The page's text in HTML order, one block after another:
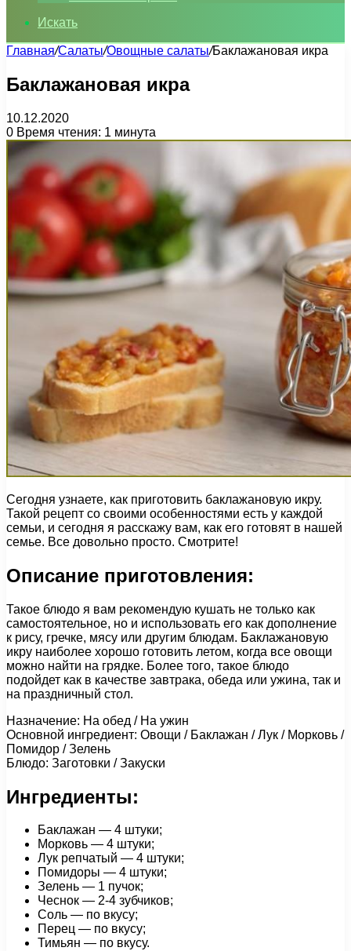
Искать
Главная/Салаты/Овощные салаты/Баклажановая икра
Баклажановая икра
10.12.2020
0 Время чтения: 1 минута
Сегодня узнаете, как приготовить баклажановую икру.
Такой рецепт со своими особенностями есть у каждой
семьи, и сегодня я расскажу вам, как его готовят в нашей
семье. Все довольно просто. Смотрите!
Описание приготовления:
Такое блюдо я вам рекомендую кушать не только как
самостоятельное, но и использовать его как дополнение
к рису, гречке, мясу или другим блюдам. Баклажановую
икру наиболее хорошо готовить летом, когда все овощи
можно найти на грядке. Более того, такое блюдо
подойдет как в качестве завтрака, обеда или ужина, так и
на праздничный стол.
Назначение: На обед / На ужин
Основной ингредиент: Овощи / Баклажан / Лук / Морковь /
Помидор / Зелень
Блюдо: Заготовки / Закуски
Ингредиенты:
Баклажан — 4 штуки;
Морковь — 4 штуки;
Лук репчатый — 4 штуки;
Помидоры — 4 штуки;
Зелень — 1 пучок;
Чеснок — 2-4 зубчиков;
Соль — по вкусу;
Перец — по вкусу;
Тимьян — по вкусу.